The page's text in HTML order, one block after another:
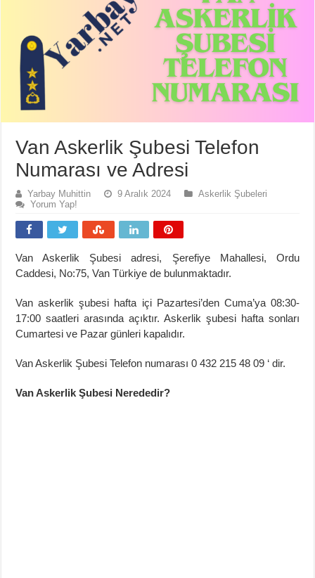
Van Askerlik Şubesi Telefon
Numarası ve Adresi
Yarbay Muhittin 9 Aralık 2024
Askerlik Şubeleri
Yorum Yap!
Van Askerlik Şubesi adresi, Şerefiye Mahallesi, Ordu
Caddesi, No:75, Van Türkiye de bulunmaktadır.
Van askerlik şubesi hafta içi Pazartesi’den Cuma’ya 08:30-
17:00 saatleri arasında açıktır. Askerlik şubesi hafta sonları
Cumartesi ve Pazar günleri kapalıdır.
Van Askerlik Şubesi Telefon numarası 0 432 215 48 09 ‘ dir.
Van Askerlik Şubesi Nerededir?